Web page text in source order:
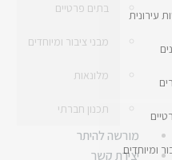
בתים פרטיים
מבני ציבור ומיוחדים
מלונאות
תכנון חברתי
מורשה להיתר
יצירת קשר
עירונית
ומיוחדים